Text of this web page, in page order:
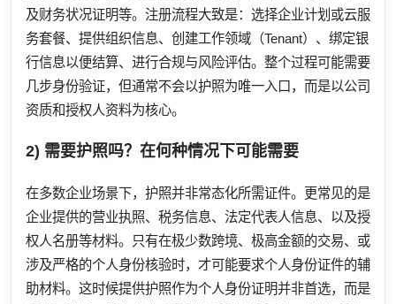
及财务状况证明等。注册流程大致是：选择企业计划或云服
务套餐、提供组织信息、创建工作领域（Tenant）、绑定银
行信息以便结算、进行合规与风险评估。整个过程可能需要
几步身份验证，但通常不会以护照为唯一入口，而是以公司
资质和授权人资料为核心。
2) 需要护照吗？在何种情况下可能需要
在多数企业场景下，护照并非常态化所需证件。更常见的是
企业提供的营业执照、税务信息、法定代表人信息、以及授
权人名册等材料。只有在极少数跨境、极高金额的交易、或
涉及严格的个人身份核验时，才可能要求个人身份证件的辅
助材料。这时候提供护照作为个人身份证明并非首选，而是